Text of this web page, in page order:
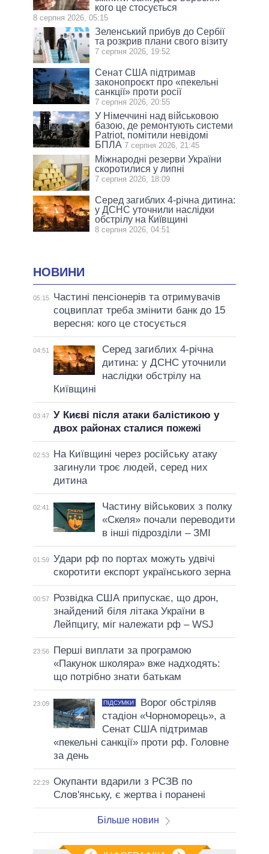
кого це стосується
8 серпня 2026, 05:15
Зеленський прибув до Сербії
та розкрив плани свого візиту
7 серпня 2026, 19:52
Сенат США підтримав
законопроєкт про «пекельні
санкції» проти росії
7 серпня 2026, 20:55
У Німеччині над військовою
базою, де ремонтують системи
Patriot, помітили невідомі
БПЛА 7 серпня 2026, 21:45
Міжнародні резерви України
скоротилися у липні
7 серпня 2026, 18:09
Серед загиблих 4-річна дитина:
у ДСНС уточнили наслідки
обстрілу на Київщині
8 серпня 2026, 04:51
НОВИНИ
05:15
Частині пенсіонерів та отримувачів
соцвиплат треба змінити банк до 15
вересня: кого це стосується
04:51
Серед загиблих 4-річна
дитина: у ДСНС уточнили
наслідки обстрілу на
Київщині
03:47 У Києві після атаки балістикою у
двох районах сталися пожежі
02:53
На Київщині через російську атаку
загинули троє людей, серед них
дитина
02:41
Частину військових з полку
«Скеля» почали переводити
в інші підрозділи – ЗМІ
01:59 Удари рф по портах можуть удвічі
скоротити експорт українського зерна
00:57
Розвідка США припускає, що дрон,
знайдений біля літака України в
Лейпцигу, міг належати рф – WSJ
23:56
Перші виплати за програмою
«Пакунок школяра» вже надходять:
що потрібно знати батькам
23:09 ПІДСУМКИ
Ворог обстріляв
стадіон «Чорноморець», а
Сенат США підтримав
«пекельні санкції» проти рф. Головне
за день
22:29 Окупанти вдарили з РСЗВ по
Слов'янську, є жертва і поранені
Більше новин